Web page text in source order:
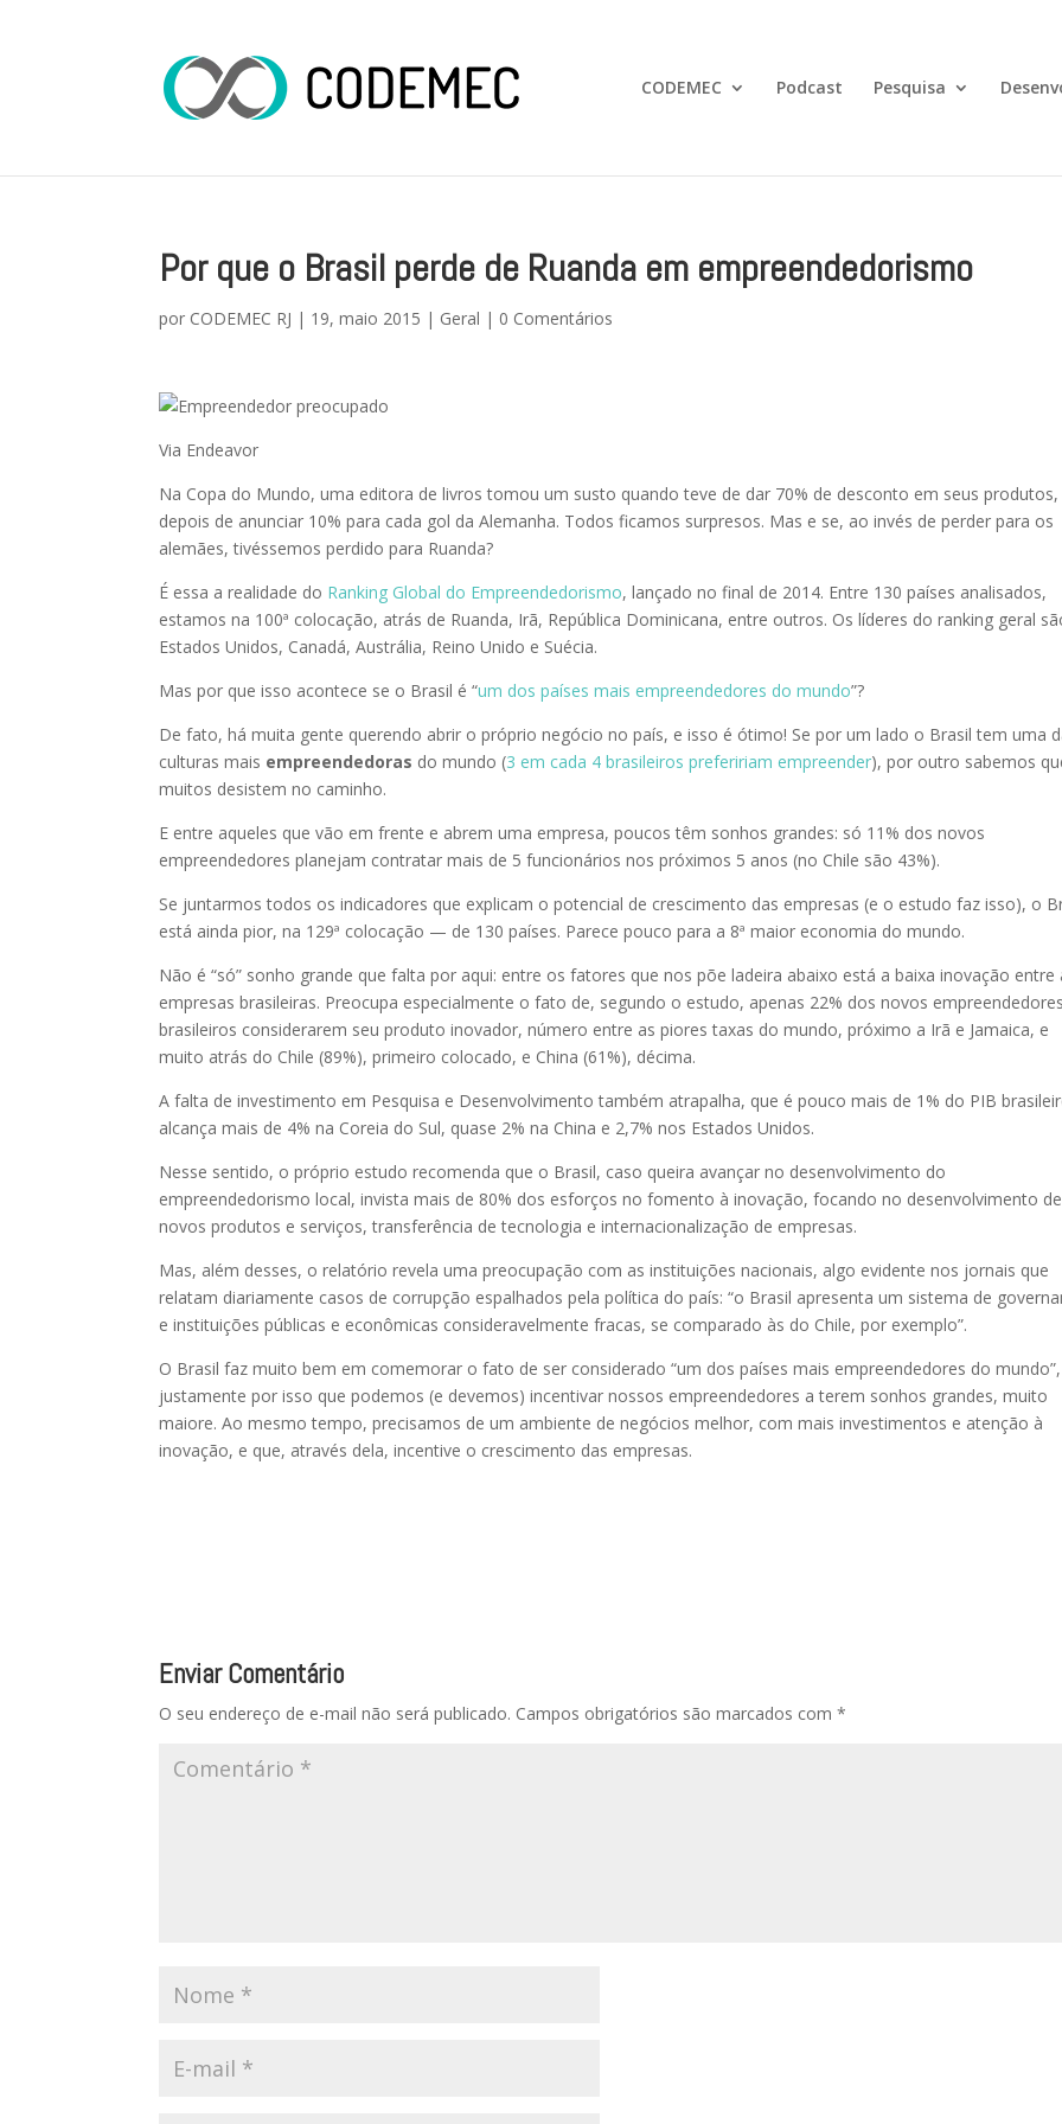
CODEMEC Podcast Pesquisa
Por que o Brasil perde de Ruanda em empreendedorismo
por CODEMEC RJ | 19, maio 2015 | Geral | 0 Comentários
Via Endeavor
Na Copa do Mundo, uma editora de livros tomou um susto quando teve de dar 70% de desconto em seus produtos,
depois de anunciar 10% para cada gol da Alemanha. Todos ficamos surpresos. Mas e se, ao invés de perder para os
alemães, tivéssemos perdido para Ruanda?
É essa a realidade do Ranking Global do Empreendedorismo, lançado no final de 2014. Entre 130 países analisados,
estamos na 100ª colocação, atrás de Ruanda, Irã, República Dominicana, entre outros. Os líderes do ranking geral
Estados Unidos, Canadá, Austrália, Reino Unido e Suécia.
Mas por que isso acontece se o Brasil é “um dos países mais empreendedores do mundo”?
De fato, há muita gente querendo abrir o próprio negócio no país, e isso é ótimo! Se por um lado o Brasil tem uma
culturas mais empreendedoras do mundo (3 em cada 4 brasileiros prefeririam empreender), por outro sabemos
muitos desistem no caminho.
E entre aqueles que vão em frente e abrem uma empresa, poucos têm sonhos grandes: só 11% dos novos
empreendedores planejam contratar mais de 5 funcionários nos próximos 5 anos (no Chile são 43%).
Se juntarmos todos os indicadores que explicam o potencial de crescimento das empresas (e o estudo faz isso), o
está ainda pior, na 129ª colocação — de 130 países. Parece pouco para a 8ª maior economia do mundo.
Não é “só” sonho grande que falta por aqui: entre os fatores que nos põe ladeira abaixo está a baixa inovação entre
empresas brasileiras. Preocupa especialmente o fato de, segundo o estudo, apenas 22% dos novos empreendedores
brasileiros considerarem seu produto inovador, número entre as piores taxas do mundo, próximo a Irã e Jamaica, e
muito atrás do Chile (89%), primeiro colocado, e China (61%), décima.
A falta de investimento em Pesquisa e Desenvolvimento também atrapalha, que é pouco mais de 1% do PIB
alcança mais de 4% na Coreia do Sul, quase 2% na China e 2,7% nos Estados Unidos.
Nesse sentido, o próprio estudo recomenda que o Brasil, caso queira avançar no desenvolvimento do
empreendedorismo local, invista mais de 80% dos esforços no fomento à inovação, focando no desenvolvimento de
novos produtos e serviços, transferência de tecnologia e internacionalização de empresas.
Mas, além desses, o relatório revela uma preocupação com as instituições nacionais, algo evidente nos jornais que
relatam diariamente casos de corrupção espalhados pela política do país: “o Brasil apresenta um sistema de
e instituições públicas e econômicas consideravelmente fracas, se comparado às do Chile, por exemplo”.
O Brasil faz muito bem em comemorar o fato de ser considerado “um dos países mais empreendedores do
justamente por isso que podemos (e devemos) incentivar nossos empreendedores a terem sonhos grandes, muito
maiore. Ao mesmo tempo, precisamos de um ambiente de negócios melhor, com mais investimentos e atenção à
inovação, e que, através dela, incentive o crescimento das empresas.
Enviar Comentário
O seu endereço de e-mail não será publicado. Campos obrigatórios são marcados com*